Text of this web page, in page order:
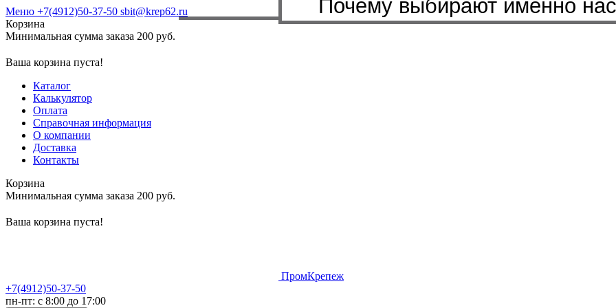
Меню +7(4912)50-37-50 sbit@krep62.ru
Корзина
Минимальная сумма заказа 200 руб.
Ваша корзина пуста!
Каталог
Калькулятор
Оплата
Справочная информация
О компании
Доставка
Контакты
Корзина
Минимальная сумма заказа 200 руб.
Ваша корзина пуста!
ПромКрепеж
+7(4912)50-37-50
пн-пт: с 8:00 до 17:00
Почему выбирают именно